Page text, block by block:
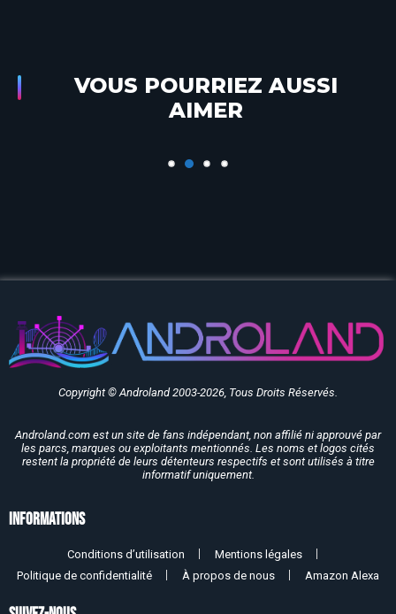
VOUS POURRIEZ AUSSI
AIMER
#Mickey90 – Chapitre 4 : Mickey centre
Copyright © Androland 2003-2026, Tous Droits Réservés.
Androland.com est un site de fans indépendant, non affilié ni approuvé par
les parcs, marques ou exploitants mentionnés. Les noms et logos cités
restent la propriété de leurs détenteurs respectifs et sont utilisés à titre
informatif uniquement.
Informations
Conditions d’utilisation
Mentions légales
Politique de confidentialité
À propos de nous Amazon Alexa